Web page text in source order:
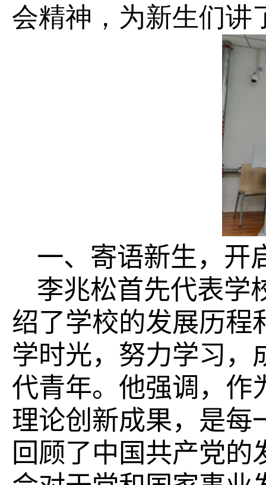
会精神，为新生们讲
一、寄语新生，开
李兆松首先代表学
绍了学校的发展历程
学时光，努力学习，
代青年。他强调，作
理论创新成果，是每
回顾了中国共产党